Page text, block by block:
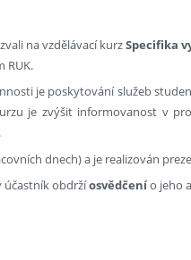
na vzdělávací kurzSpecifika
RUK.
je poskytování služeb
je zvýšit informovanost v
dnech) a je realizován
účastník obdržíosvědčenío jeho